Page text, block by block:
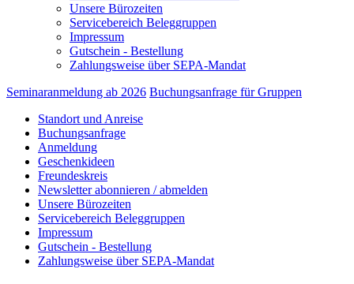
Unsere Bürozeiten
Servicebereich Beleggruppen
Impressum
Gutschein - Bestellung
Zahlungsweise über SEPA-Mandat
Seminaranmeldung ab 2026 Buchungsanfrage für Gruppen
Standort und Anreise
Buchungsanfrage
Anmeldung
Geschenkideen
Freundeskreis
Newsletter abonnieren / abmelden
Unsere Bürozeiten
Servicebereich Beleggruppen
Impressum
Gutschein - Bestellung
Zahlungsweise über SEPA-Mandat